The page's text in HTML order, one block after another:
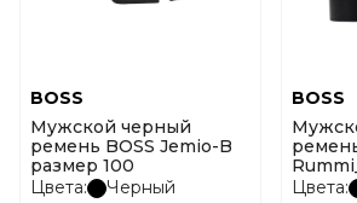
BOSS
Мужской черный
ремень BOSS Jemio-B
размер 100
Цвета:
Черный
BOSS
100
Цвета: